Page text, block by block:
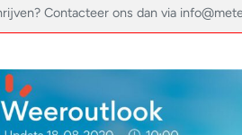
Contacteer ons dan via